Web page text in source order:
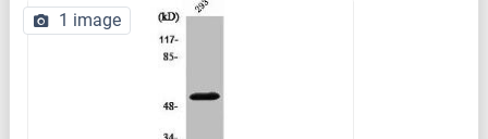
1 image